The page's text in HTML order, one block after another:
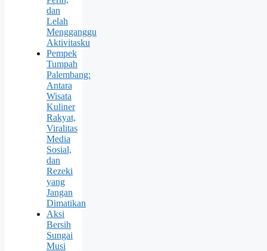
dan
Lelah
Mengganggu
Aktivitasku
Pempek
Tumpah
Palembang:
Antara
Wisata
Kuliner
Rakyat,
Viralitas
Media
Sosial,
dan
Rezeki
yang
Jangan
Dimatikan
Aksi
Bersih
Sungai
Musi